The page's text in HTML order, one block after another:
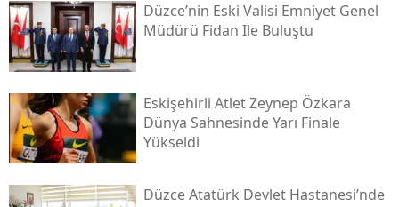
Düzce’nin Eski Valisi Emniyet Genel
Müdürü Fidan Ile Buluştu
Eskişehirli Atlet Zeynep Özkara
Dünya Sahnesinde Yarı Finale
Yükseldi
Düzce Atatürk Devlet Hastanesi’nde